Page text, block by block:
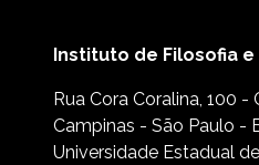
Instituto de Filosofia e
Rua Cora Coralina, 100
Campinas - São Paulo -
Universidade Estadual